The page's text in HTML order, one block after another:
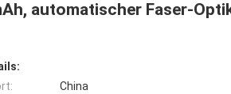
automatischer Faser-
China